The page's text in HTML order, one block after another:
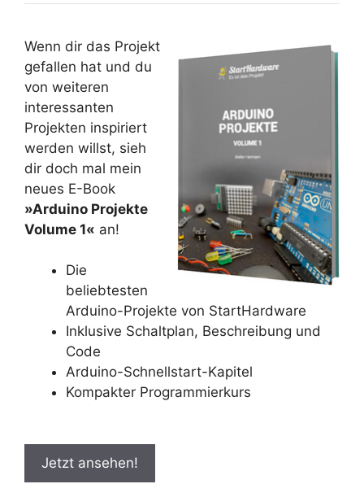
Wenn dir das Projekt
gefallen hat und du
von weiteren
interessanten
Projekten inspiriert
werden willst, sieh
dir doch mal mein
neues E-Book
»Arduino Projekte
Volume 1« an!
Die
beliebtesten
Arduino-Projekte von StartHardware
Inklusive Schaltplan, Beschreibung und
Code
Arduino-Schnellstart-Kapitel
Kompakter Programmierkurs
Jetzt ansehen!